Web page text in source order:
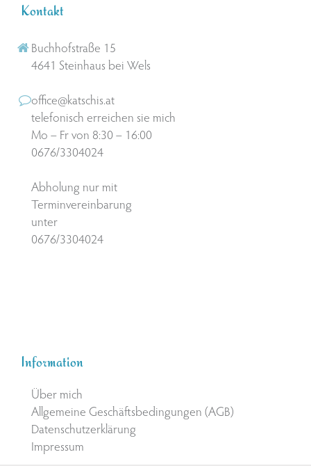
Kontakt
Buchhofstraße 15
4641 Steinhaus bei Wels
office@katschis.at
telefonisch erreichen sie mich
Mo – Fr von 8:30 – 16:00
0676/3304024
Abholung nur mit
Terminvereinbarung
unter
0676/3304024
Information
Über mich
Allgemeine Geschäftsbedingungen (AGB)
Datenschutzerklärung
Impressum